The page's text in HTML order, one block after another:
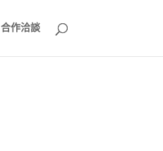
合作洽談